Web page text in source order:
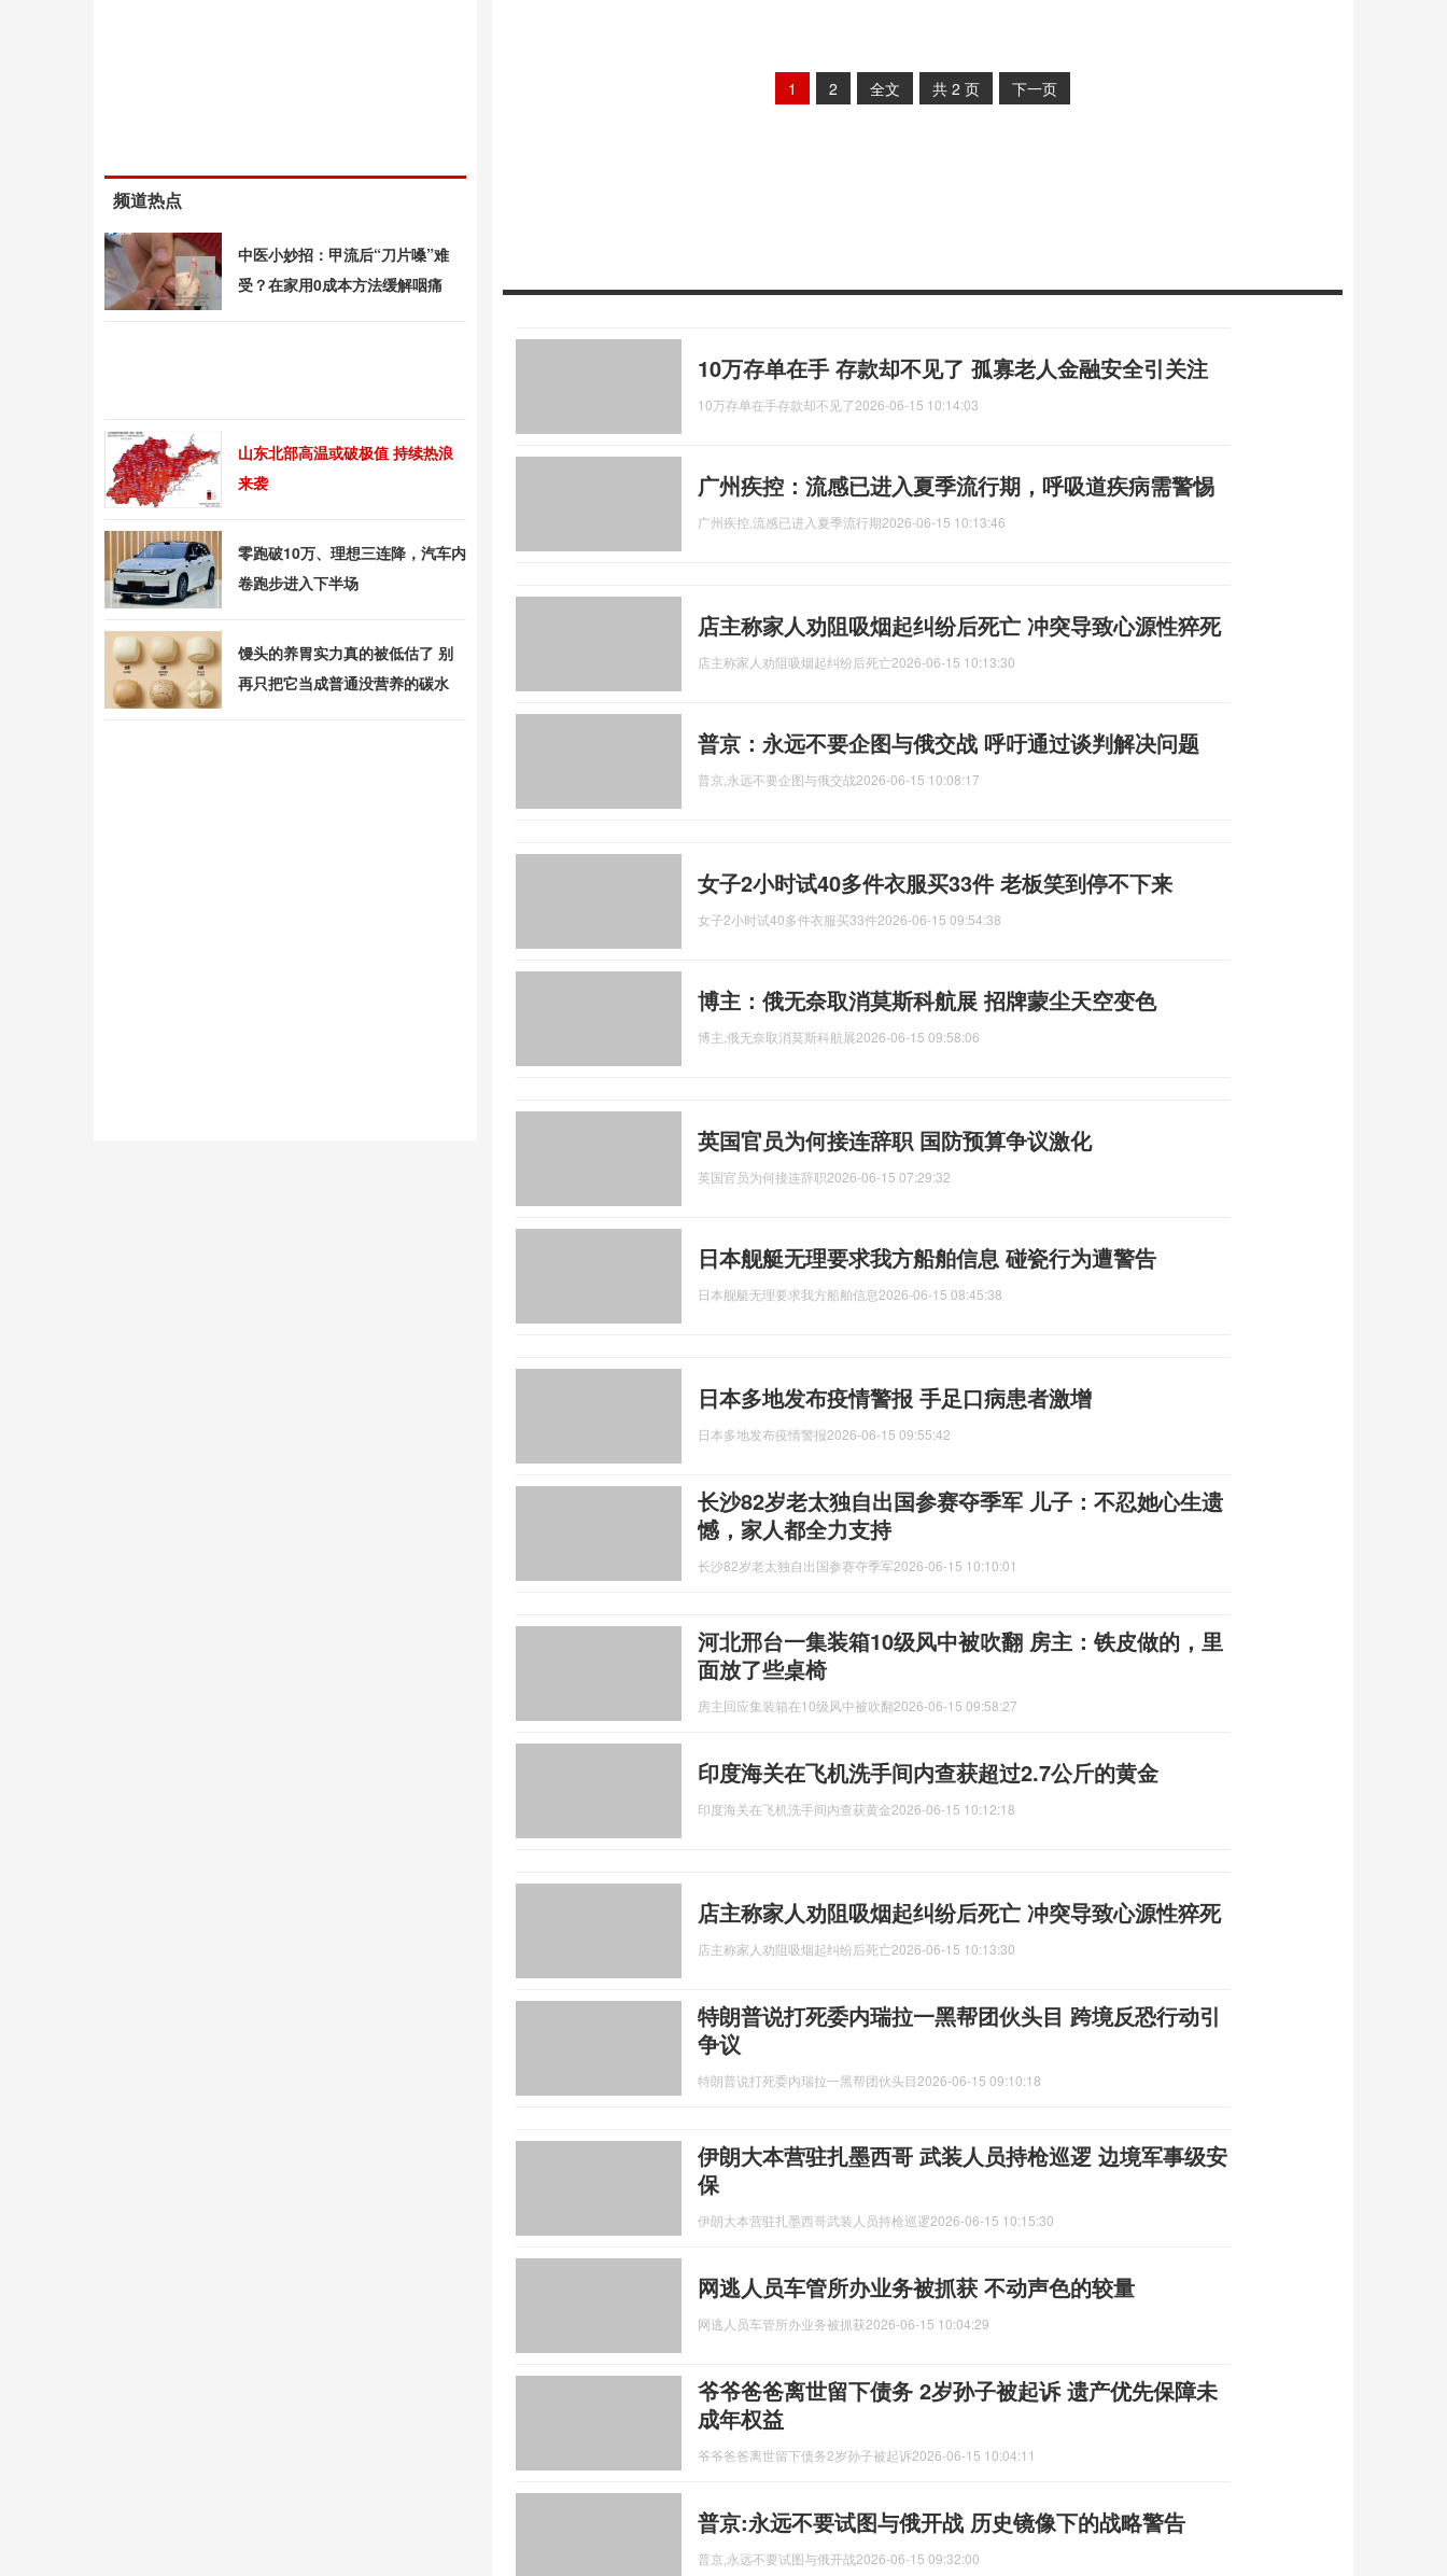
1 2 全文 共 2 页 下一页
10万存单在手 存款却不见了 孤寡老人金融安全引关注
10万存单在手存款却不见了2026-06-15 10:14:03
广州疾控：流感已进入夏季流行期，呼吸道疾病需警惕
广州疾控,流感已进入夏季流行期2026-06-15 10:13:46
店主称家人劝阻吸烟起纠纷后死亡 冲突导致心源性猝死
店主称家人劝阻吸烟起纠纷后死亡2026-06-15 10:13:30
普京：永远不要企图与俄交战 呼吁通过谈判解决问题
普京,永远不要企图与俄交战2026-06-15 10:08:17
女子2小时试40多件衣服买33件 老板笑到停不下来
女子2小时试40多件衣服买33件2026-06-15 09:54:38
博主：俄无奈取消莫斯科航展 招牌蒙尘天空变色
博主,俄无奈取消莫斯科航展2026-06-15 09:58:06
英国官员为何接连辞职 国防预算争议激化
英国官员为何接连辞职2026-06-15 07:29:32
日本舰艇无理要求我方船舶信息 碰瓷行为遭警告
日本舰艇无理要求我方船舶信息2026-06-15 08:45:38
日本多地发布疫情警报 手足口病患者激增
日本多地发布疫情警报2026-06-15 09:55:42
长沙82岁老太独自出国参赛夺季军 儿子：不忍她心生遗
憾，家人都全力支持
长沙82岁老太独自出国参赛夺季军2026-06-15 10:10:01
河北邢台一集装箱10级风中被吹翻 房主：铁皮做的，里
面放了些桌椅
房主回应集装箱在10级风中被吹翻2026-06-15 09:58:27
印度海关在飞机洗手间内查获超过2.7公斤的黄金
印度海关在飞机洗手间内查获黄金2026-06-15 10:12:18
店主称家人劝阻吸烟起纠纷后死亡 冲突导致心源性猝死
店主称家人劝阻吸烟起纠纷后死亡2026-06-15 10:13:30
特朗普说打死委内瑞拉一黑帮团伙头目 跨境反恐行动引
争议
特朗普说打死委内瑞拉一黑帮团伙头目2026-06-15 09:10:18
伊朗大本营驻扎墨西哥 武装人员持枪巡逻 边境军事级安
保
伊朗大本营驻扎墨西哥武装人员持枪巡逻2026-06-15 10:15:30
网逃人员车管所办业务被抓获 不动声色的较量
网逃人员车管所办业务被抓获2026-06-15 10:04:29
爷爷爸爸离世留下债务 2岁孙子被起诉 遗产优先保障未
成年权益
爷爷爸爸离世留下债务2岁孙子被起诉2026-06-15 10:04:11
普京:永远不要试图与俄开战 历史镜像下的战略警告
普京,永远不要试图与俄开战2026-06-15 09:32:00
频道热点
中医小妙招：甲流后“刀片嗓”难
受？在家用0成本方法缓解咽痛
山东北部高温或破极值 持续热浪
来袭
零跑破10万、理想三连降，汽车内
卷跑步进入下半场
馒头的养胃实力真的被低估了 别
再只把它当成普通没营养的碳水